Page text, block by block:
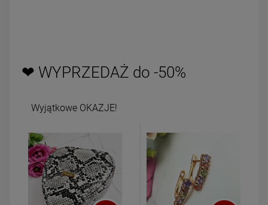
❤ WYPRZEDAŻ do -50%
Wyjątkowe OKAZJE!